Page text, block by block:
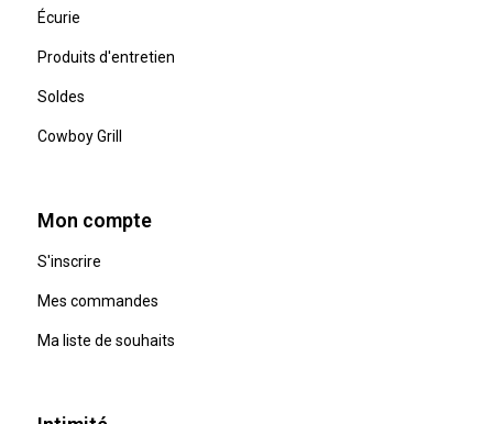
Écurie
Produits d'entretien
Soldes
Cowboy Grill
Mon compte
S'inscrire
Mes commandes
Ma liste de souhaits